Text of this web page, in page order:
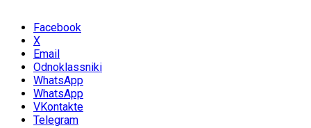
Facebook
X
Email
Odnoklassniki
WhatsApp
WhatsApp
VKontakte
Telegram